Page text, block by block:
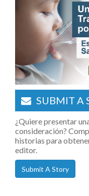
SUBMIT A
¿Quiere presentar
consideración?
historias para
editor.
Submit A Story